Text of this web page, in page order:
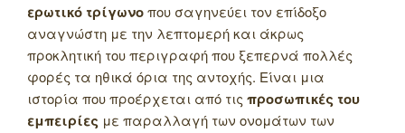
ερωτικό τρίγωνοπου σαγηνεύει τον επίδοξο
αναγνώστη με την λεπτομερή και άκρως
προκλητική του περιγραφή που ξεπερνά πολλές
φορές τα ηθικά όρια της αντοχής. Είναι μια
ιστορία που προέρχεται από τις προσωπικές του
εμπειρίες με παραλλαγή των ονομάτων των